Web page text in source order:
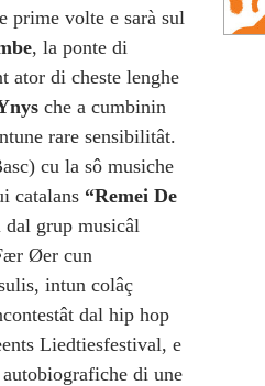
prime volte e sarà sul
, la ponte di
ator di cheste lenghe
che a cumbinin
rare sensibilitât.
cu la sô musiche
catalans “Remei De
grup musicâl
Øer cun
intun colâç
dal hip hop
Liedtiesfestival, e
di une